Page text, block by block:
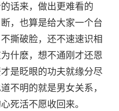
话来，做出更难看的
，也算是给大家一个台
撕破脸，还不速速识相
什麽，想不通刚才还恩
是眨眼的功夫就缘分尽
不明的就是男女关系，
死活不愿收回来。